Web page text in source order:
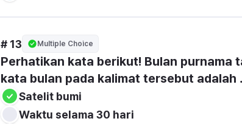
# 13 Multiple Choice
Perhatikan kata berikut! Bulan purnama
kata bulan pada kalimat tersebut adalah
Satelit bumi
Waktu selama 30 hari